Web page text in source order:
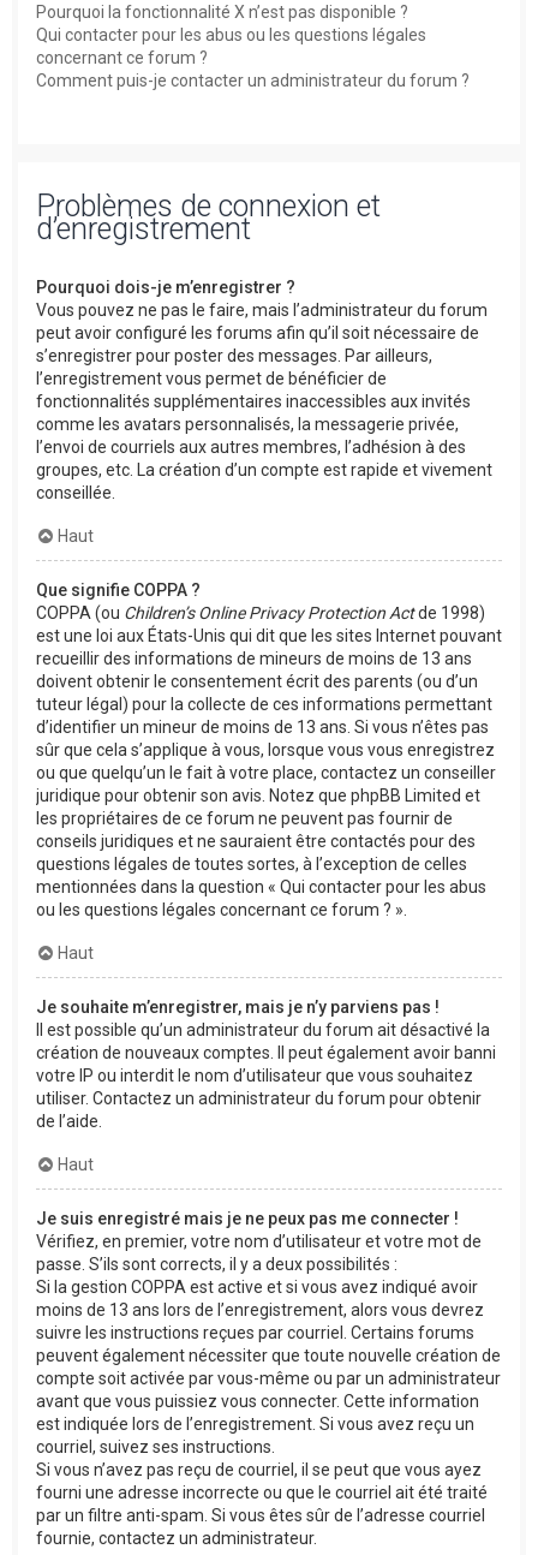
Pourquoi la fonctionnalité X n’est pas disponible ?
Qui contacter pour les abus ou les questions légales
concernant ce forum ?
Comment puis-je contacter un administrateur du forum ?
Problèmes de connexion et
d’enregistrement
Pourquoi dois-je m’enregistrer ?
Vous pouvez ne pas le faire, mais l’administrateur du forum
peut avoir configuré les forums afin qu’il soit nécessaire de
s’enregistrer pour poster des messages. Par ailleurs,
l’enregistrement vous permet de bénéficier de
fonctionnalités supplémentaires inaccessibles aux invités
comme les avatars personnalisés, la messagerie privée,
l’envoi de courriels aux autres membres, l’adhésion à des
groupes, etc. La création d’un compte est rapide et vivement
conseillée.
Haut
Que signifie COPPA ?
COPPA (ou Children’s Online Privacy Protection Actde 1998)
est une loi aux États-Unis qui dit que les sites Internet pouvant
recueillir des informations de mineurs de moins de 13 ans
doivent obtenir le consentement écrit des parents (ou d’un
tuteur légal) pour la collecte de ces informations permettant
d’identifier un mineur de moins de 13 ans. Si vous n’êtes pas
sûr que cela s’applique à vous, lorsque vous vous enregistrez
ou que quelqu’un le fait à votre place, contactez un conseiller
juridique pour obtenir son avis. Notez que phpBB Limited et
les propriétaires de ce forum ne peuvent pas fournir de
conseils juridiques et ne sauraient être contactés pour des
questions légales de toutes sortes, à l’exception de celles
mentionnées dans la question « Qui contacter pour les abus
ou les questions légales concernant ce forum ? ».
Haut
Je souhaite m’enregistrer, mais je n’y parviens pas !
Il est possible qu’un administrateur du forum ait désactivé la
création de nouveaux comptes. Il peut également avoir banni
votre IP ou interdit le nom d’utilisateur que vous souhaitez
utiliser. Contactez un administrateur du forum pour obtenir
de l’aide.
Haut
Je suis enregistré mais je ne peux pas me connecter !
Vérifiez, en premier, votre nom d’utilisateur et votre mot de
passe. S’ils sont corrects, il y a deux possibilités :
Si la gestion COPPA est active et si vous avez indiqué avoir
moins de 13 ans lors de l’enregistrement, alors vous devrez
suivre les instructions reçues par courriel. Certains forums
peuvent également nécessiter que toute nouvelle création de
compte soit activée par vous-même ou par un administrateur
avant que vous puissiez vous connecter. Cette information
est indiquée lors de l’enregistrement. Si vous avez reçu un
courriel, suivez ses instructions.
Si vous n’avez pas reçu de courriel, il se peut que vous ayez
fourni une adresse incorrecte ou que le courriel ait été traité
par un filtre anti-spam. Si vous êtes sûr de l’adresse courriel
fournie, contactez un administrateur.